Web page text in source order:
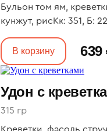
Бульон том ям,
кунжут, рисКк: 351, Б:
639
В корзину
Удон с
315 гр